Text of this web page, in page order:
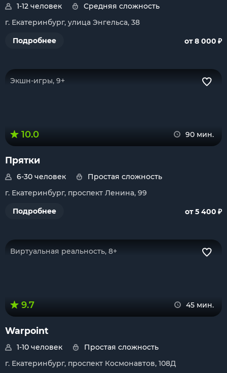
1-12 человек
Средняя сложность
г. Екатеринбург, улица Энгельса, 38
Подробнее
от 8 000 ₽
Экшн-игры, 9+
10.0 90 мин.
Прятки
6-30 человек
Простая сложность
г. Екатеринбург, проспект Ленина, 99
Подробнее
от 5 400 ₽
Виртуальная реальность, 8+
9.7 45 мин.
Warpoint
1-10 человек
Простая сложность
г. Екатеринбург, проспект Космонавтов, 108Д